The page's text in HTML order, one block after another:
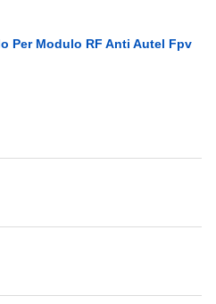
Per Modulo RF Anti Autel Fpv